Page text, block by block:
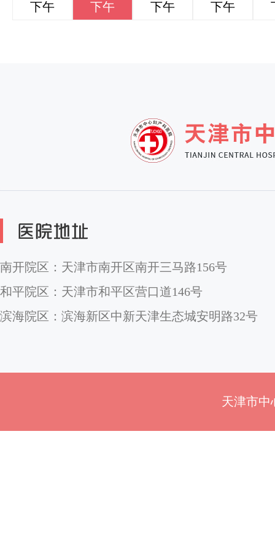
下午 下午 下午 下午
南开院区：天津市南开区南开三马路156号
和平院区：天津市和平区营口道146号
滨海院区：滨海新区中新天津生态城安明路32号
天津市中